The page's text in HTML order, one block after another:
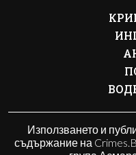
Използването и
съдържание на